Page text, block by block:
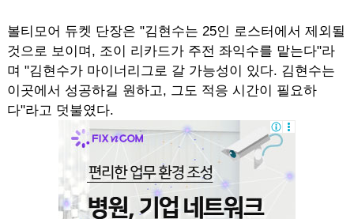
볼티모어 듀켓 단장은 "김현수는 25인 로스터에서 제외될
것으로 보이며, 조이 리카드가 주전 좌익수를 맡는다"라
며 "김현수가 마이너리그로 갈 가능성이 있다. 김현수는
이곳에서 성공하길 원하고, 그도 적응 시간이 필요하
다"라고 덧불였다.